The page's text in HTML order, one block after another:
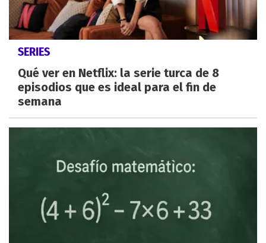
SERIES
Qué ver en Netflix: la serie turca de 8
episodios que es ideal para el fin de
semana